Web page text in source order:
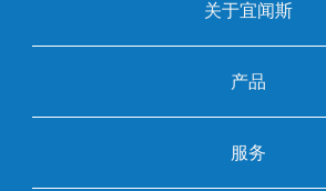
关于宜闻斯
产品
服务